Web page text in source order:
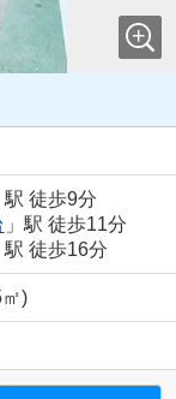
駅 徒歩9分
」駅 徒歩11分
駅 徒歩16分
)